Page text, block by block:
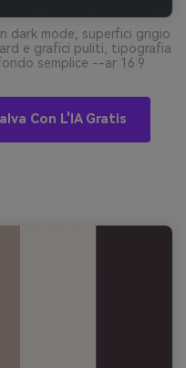
dark mode, superfici grigio
e grafici puliti, tipografia
semplice --ar 16:9
Con L'IA Gratis